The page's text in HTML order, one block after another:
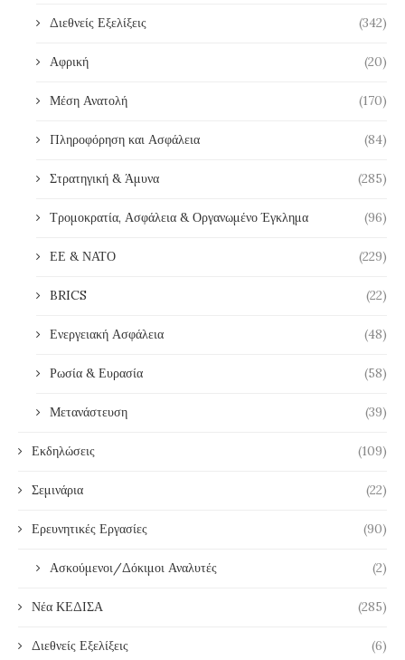
Διεθνείς Εξελίξεις (342)
Αφρική (20)
Μέση Ανατολή (170)
Πληροφόρηση και Ασφάλεια (84)
Στρατηγική & Άμυνα (285)
Τρομοκρατία, Ασφάλεια & Οργανωμένο Έγκλημα (96)
ΕΕ & ΝΑΤΟ (229)
BRICS (22)
Ενεργειακή Ασφάλεια (48)
Ρωσία & Ευρασία (58)
Μετανάστευση (39)
Εκδηλώσεις (109)
Σεμινάρια (22)
Ερευνητικές Εργασίες (90)
Ασκούμενοι/Δόκιμοι Αναλυτές (2)
Νέα ΚΕΔΙΣΑ (285)
Διεθνείς Εξελίξεις (6)